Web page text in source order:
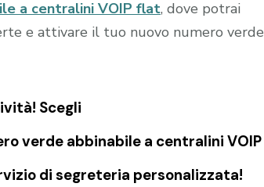
a centralini VOIP flat, dove potrai
e attivare il tuo nuovo numero verde
Scegli
verde abbinabile a centralini VOIP
di segreteria personalizzata!